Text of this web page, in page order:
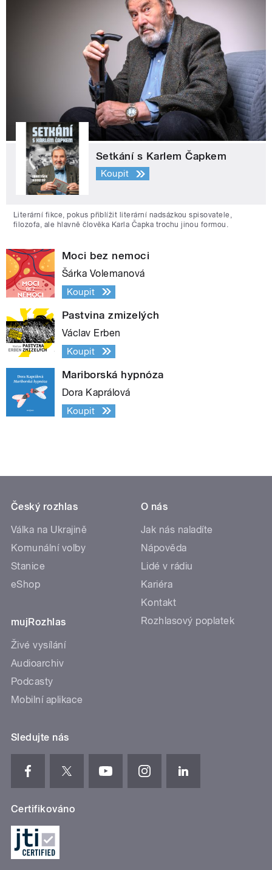
Setkání s Karlem Čapkem
Koupit
Literární fikce, pokus přiblížit literární nadsázkou spisovatele,
filozofa, ale hlavně člověka Karla Čapka trochu jinou formou.
Moci bez nemoci
Šárka Volemanová
Koupit
Pastvina zmizelých
Václav Erben
Koupit
Mariborská hypnóza
Dora Kaprálová
Koupit
Český rozhlas
Válka na Ukrajině
Komunální volby
Stanice
eShop
mujRozhlas
Živé vysílání
Audioarchiv
Podcasty
Mobilní aplikace
O nás
Jak nás naladíte
Nápověda
Lidé v rádiu
Kariéra
Kontakt
Rozhlasový poplatek
Sledujte nás
Certifikováno